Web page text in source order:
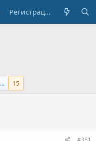
Регистрация
... 15